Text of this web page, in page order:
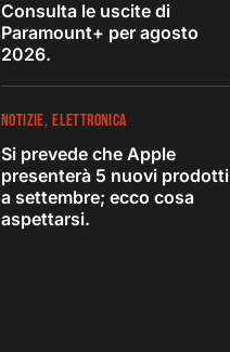
Consulta le uscite di
Paramount+ per agosto
2026.
NOTIZIE ELETTRONICA
Si prevede che Apple
presenterà 5 nuovi prodotti
a settembre; ecco cosa
aspettarsi.